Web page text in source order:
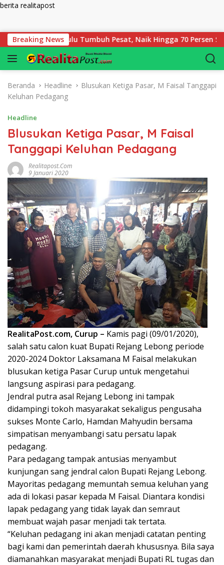
berita realitapost
Breaking News
Bengkulu Tumbuh Pesat, Naik Hingga 70 Persen Sejak
Beranda Headline
Blusukan Ketiga Pasar, M Faisal Tanggapi
Keluhan Pedagang
Headline
Blusukan Ketiga Pasar, M Faisal
Tanggapi Keluhan Pedagang
Realitapost.com
9 Januari 2020
RealitaPost.com, Curup – Kamis pagi (09/01/2020),
salah satu calon kuat Bupati Rejang Lebong periode
2020-2024 Doktor Laksamana M Faisal melakukan
blusukan ketiga Pasar Curup untuk mengetahui
langsung aspirasi para pedagang.
Jendral putra asal Rejang Lebong ini tampak
didampingi tokoh masyarakat sekaligus pengusaha
sukses Monte Carlo, Hamdan Mahyudin bersama
simpatisan menyambangi satu persatu lapak
pedagang.
Para pedagang tampak antusias menyambut
kunjungan sang jendral calon Bupati Rejang Lebong.
Mayoritas pedagang memuntah semua keluhan yang
ada di lokasi pasar kepada M Faisal. Diantara kondisi
lapak pedagang yang tidak layak dan semraut
membuat wajah pasar menjadi tak tertata.
“Keluhan pedagang ini akan menjadi catatan penting
bagi kami dan pemerintah daerah khususnya. Bila saya
diamanahkan masyarakat menjadi Bupati RL tugas dan